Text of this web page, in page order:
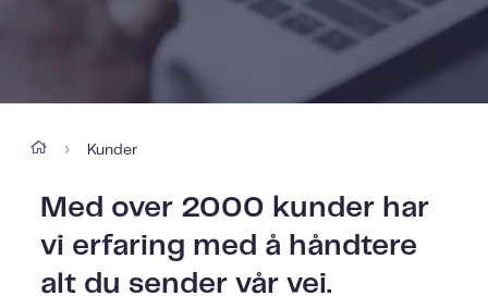
› Kunder
Med over 2000 kunder har
vi erfaring med å håndtere
alt du sender vår vei.